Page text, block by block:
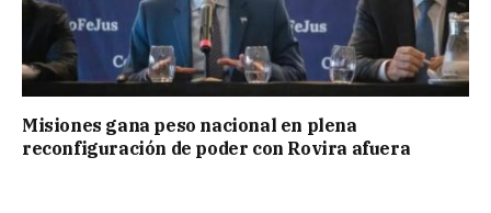
Misiones gana peso nacional en plena
reconfiguración de poder con Rovira afuera